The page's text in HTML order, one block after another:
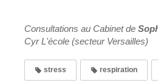
Consultations au Cabinet de
Cyr L'école (secteur Versailles)
stress respiration